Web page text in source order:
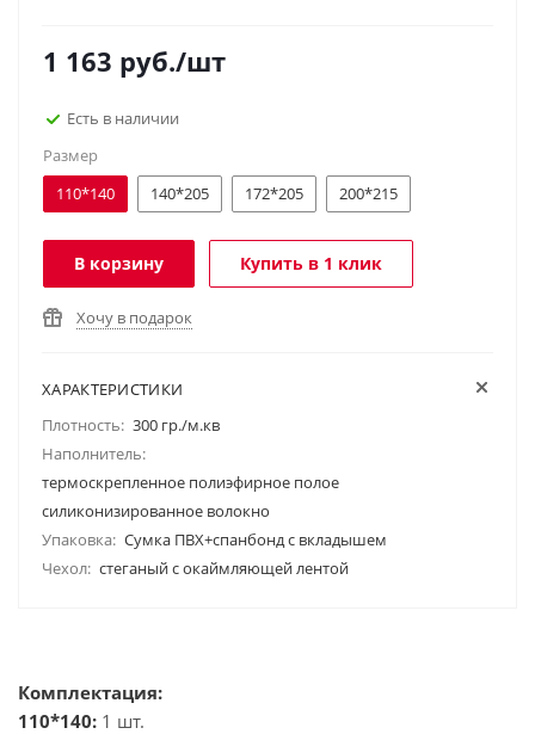
1 163 руб./шт
Есть в наличии
Размер
110*140
140*205 172*205 200*215
В корзину Купить в 1 клик
Хочу в подарок
ХАРАКТЕРИСТИКИ
Плотность: 300 гр./м.кв
Наполнитель:
термоскрепленное полиэфирное полое
силиконизированное волокно
Упаковка: Сумка ПВХ+спанбонд с вкладышем
Чехол: стеганый с окаймляющей лентой
Комплектация:
110*140: 1 шт.